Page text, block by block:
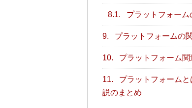
8.1. プラットフォーム
9. プラットフォームの
10. プラットフォーム
11.
プラットフォーム
説のまとめ